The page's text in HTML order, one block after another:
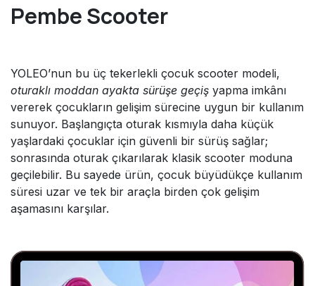
Pembe Scooter
YOLEO’nun bu üç tekerlekli çocuk scooter modeli,
oturaklı moddan ayakta sürüşe geçiş yapma imkânı
vererek çocukların gelişim sürecine uygun bir kullanım
sunuyor. Başlangıçta oturak kısmıyla daha küçük
yaşlardaki çocuklar için güvenli bir sürüş sağlar;
sonrasında oturak çıkarılarak klasik scooter moduna
geçilebilir. Bu sayede ürün, çocuk büyüdükçe kullanım
süresi uzar ve tek bir araçla birden çok gelişim
aşamasını karşılar.